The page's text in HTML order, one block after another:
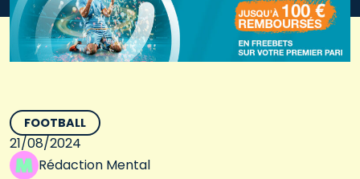
FOOTBALL
21/08/2024
Rédaction Mental